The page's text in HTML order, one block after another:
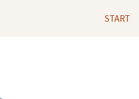
START